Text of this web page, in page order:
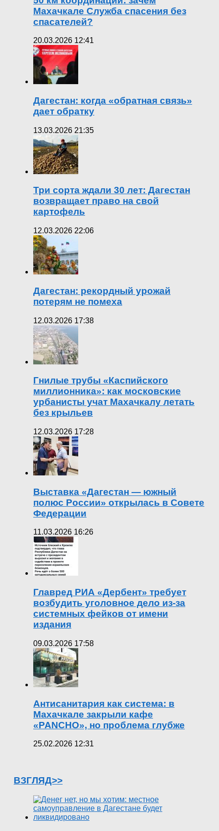
Махачкале Служба спасения без
спасателей?
20.03.2026 12:41
Дагестан: когда «обратная связь»
дает обратку
13.03.2026 21:35
Три сорта ждали 30 лет: Дагестан
возвращает право на свой
картофель
12.03.2026 22:06
Дагестан: рекордный урожай
потерям не помеха
12.03.2026 17:38
Гнилые трубы «Каспийского
миллионника»: как московские
урбанисты учат Махачкалу летать
без крыльев
12.03.2026 17:28
Выставка «Дагестан — южный
полюс России» открылась в Совете
Федерации
11.03.2026 16:26
Главред РИА «Дербент» требует
возбудить уголовное дело из-за
системных фейков от имени
издания
09.03.2026 17:58
Антисанитария как система: в
Махачкале закрыли кафе
«PANCHO», но проблема глубже
25.02.2026 12:31
ВЗГЛЯД>>